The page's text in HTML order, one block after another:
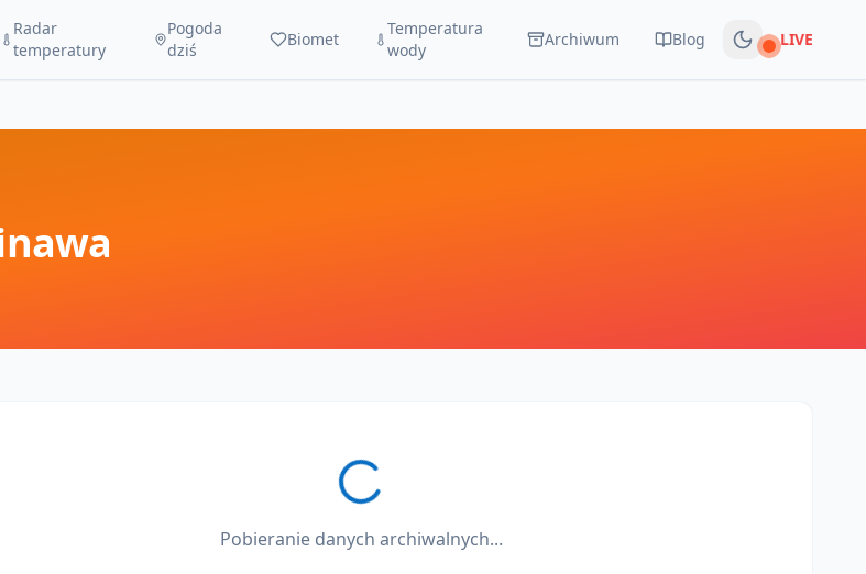
Radar
temperatury
Pogoda
dziś
Biomet
Temperatura
wody
Archiwum Blog Na żywo
LIVE
Pobieranie danych archiwalnych...